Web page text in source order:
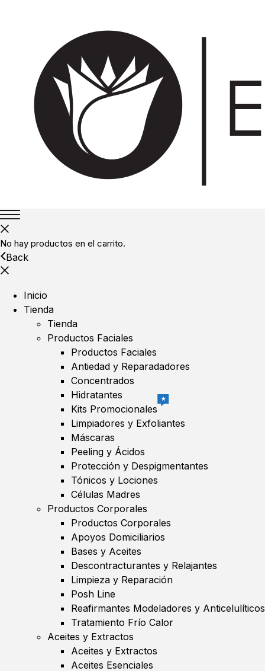
No hay productos en el carrito.
Back
Inicio
Tienda
Tienda
Productos Faciales
Productos Faciales
Antiedad y Reparadadores
Concentrados
Hidratantes
Kits Promocionales
★
Limpiadores y Exfoliantes
Máscaras
Peeling y Ácidos
Protección y Despigmentantes
Tónicos y Lociones
Células Madres
Productos Corporales
Productos Corporales
Apoyos Domiciliarios
Bases y Aceites
Descontracturantes y Relajantes
Limpieza y Reparación
Posh Line
Reafirmantes Modeladores y Anticelulíticos
Tratamiento Frío Calor
Aceites y Extractos
Aceites y Extractos
Aceites Esenciales